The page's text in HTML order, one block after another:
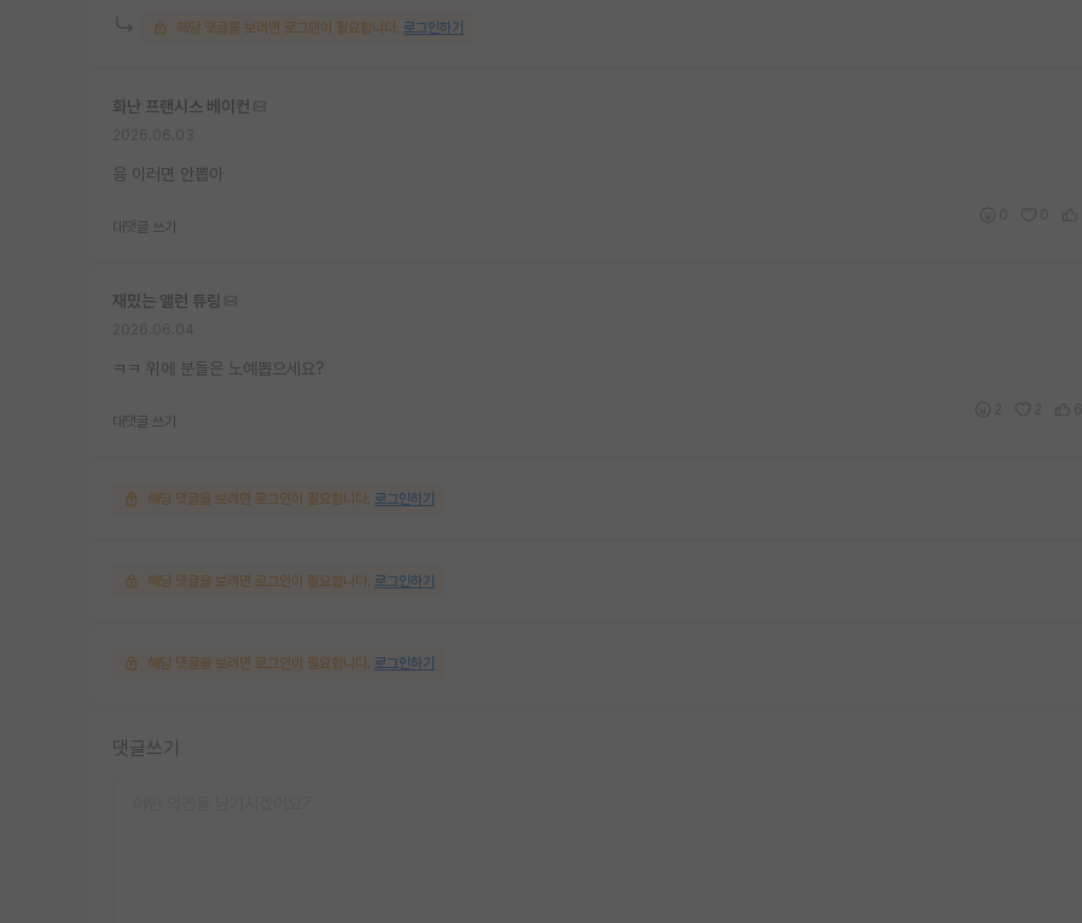
해당 댓글을 보려면 로그인이 필요합니다. 로그인하기
화난 프랜시스 베이컨
응 이러면 안뽑아
대댓글 쓰기
재밌는 앨런 튜링
ㅋㅋ 위에 분들은 노예뽑으세요?
대댓글 쓰기
해당 댓글을 보려면 로그인이 필요합니다. 로그인하기
해당 댓글을 보려면 로그인이 필요합니다. 로그인하기
해당 댓글을 보려면 로그인이 필요합니다. 로그인하기
댓글쓰기